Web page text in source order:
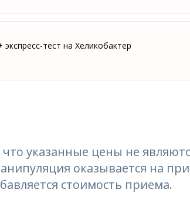
тест на Хеликобактер
указанные цены не
оказывается на
стоимость приема.